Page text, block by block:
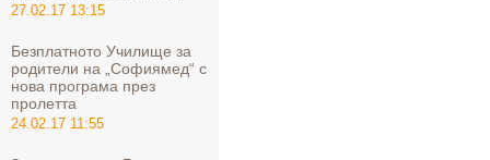
27.02.17 13:15
Безплатното Училище за
родители на „Софиямед“ с
нова програма през
пролетта
24.02.17 11:55